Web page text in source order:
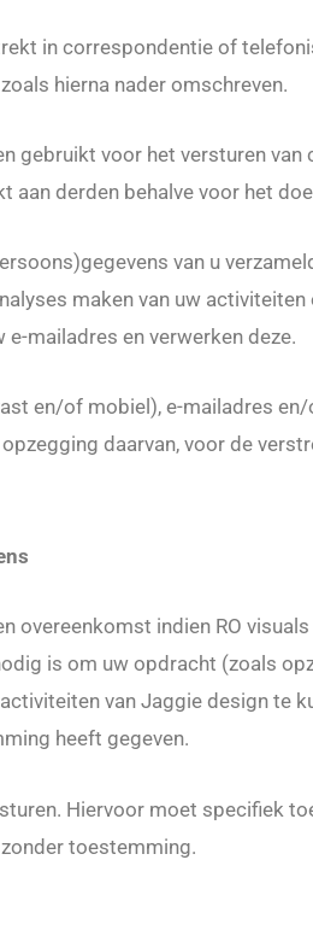
in correspondentie of
hierna nader omschreven.
gebruikt voor het versturen
aan derden behalve voor het
van u
maken van uw
mailadres en verwerken deze.
en/of mobiel), e-mailadres
daarvan, voor de
overeenkomst indien RO
is om uw opdracht (zoals
van Jaggie design te
heeft gegeven.
Hiervoor moet specifiek
toestemming.